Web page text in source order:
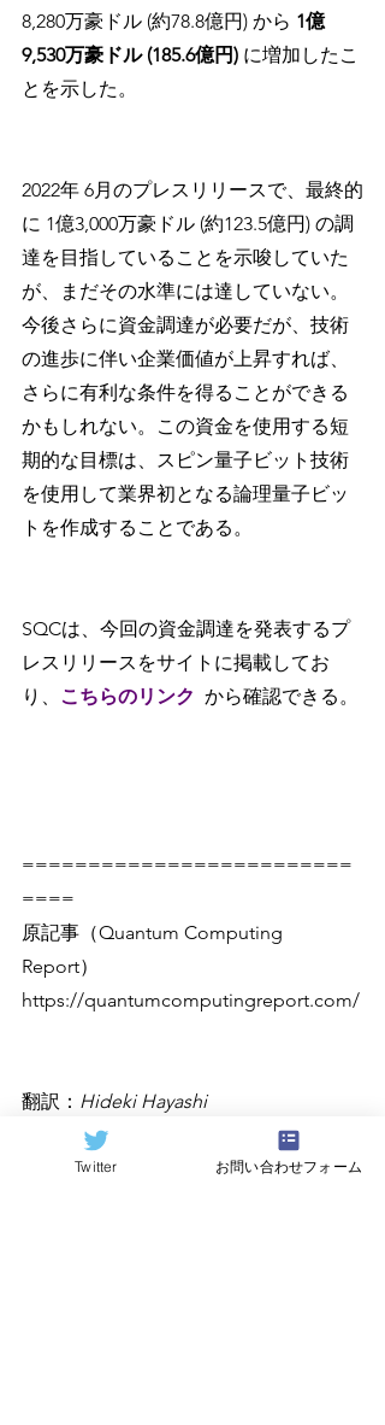
8,280万豪ドル (約78.8億円) から 1億
9,530万豪ドル (185.6億円) に増加したこ
とを示した。
2022年 6月のプレスリリースで、最終的
に 1億3,000万豪ドル (約123.5億円) の調
達を目指していることを示唆していた
が、まだその水準には達していない。
今後さらに資金調達が必要だが、技術
の進歩に伴い企業価値が上昇すれば、
さらに有利な条件を得ることができる
かもしれない。この資金を使用する短
期的な目標は、スピン量子ビット技術
を使用して業界初となる論理量子ビッ
トを作成することである。
SQCは、今回の資金調達を発表するプ
レスリリースをサイトに掲載してお
り、 こちらのリンク から確認できる。
=========================
====
原記事（Quantum Computing
Report）
https://quantumcomputingreport.com/
翻訳： Hideki Hayashi
Twitter お問い合わせフォーム